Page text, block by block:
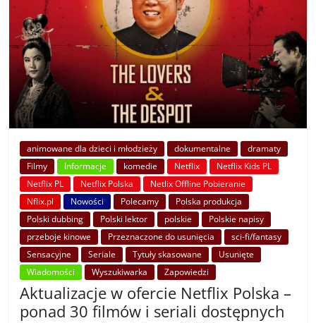
animowane dla dzieci i młodzieży dokumentalne
dramaty
Filmy
Informacje komedie Netflix
Netflix Kids PL
Netflix PL
Netflix Polska
Netlix Offline Pobieranie
Nflix.pl
Nowości Polecamy
Polska produkcja
Polski dubbing
Polski lektor polskie
Polskie napisy
przeboje kinowe
Przeznaczone do usunięcia
sci-fi/fantasy
Sensacyjne
Seriale Tytuły skasowane
Usunięte
Wiadomości
Wyszukiwarka Zapowiedzi
Aktualizacje w ofercie Netflix Polska –
ponad 30 filmów i seriali dostępnych